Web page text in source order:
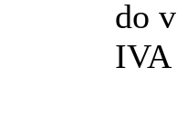
do
IVA